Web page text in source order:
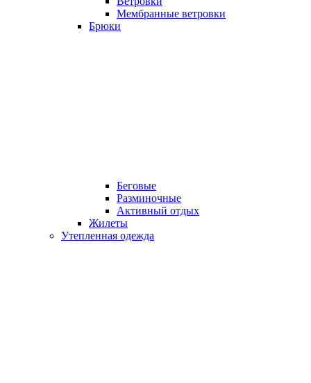
Мембранные ветровки
Брюки
Беговые
Разминочные
Активный отдых
Жилеты
Утепленная одежда